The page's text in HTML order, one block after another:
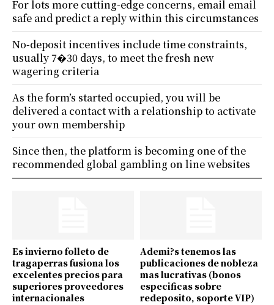
Es invierno folleto de
tragaperras fusiona los
excelentes precios para
superiores proveedores
internacionales
Ademi?s tenemos las
publicaciones de nobleza
mas lucrativas (bonos
especificas sobre
redeposito, soporte VIP)
For lots more cutting-edge concerns, email email
safe and predict a reply within this circumstances
No-deposit incentives include time constraints,
usually 7�30 days, to meet the fresh new
wagering criteria
As the form’s started occupied, you will be
delivered a contact with a relationship to activate
your own membership
Since then, the platform is becoming one of the
recommended global gambling on line websites